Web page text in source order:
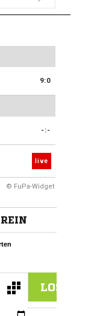
9:0
-:-
live
© FuPa-Widget